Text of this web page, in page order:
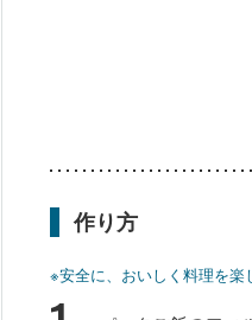
作り方
※安全に、おいしく料理を楽